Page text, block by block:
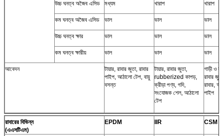
উচ্চ ঘনত্ব অজৈব এসিড মধ্যম খারাপ খারাপ
কম ঘনত্ব অজৈব এসিড ভাল ভাল ভাল
উচ্চ ঘনত্ব ক্ষার ভাল ভাল ভাল
কম ঘনত্ব ক্ষারীয় ভাল ভাল ভাল
আবেদন
টায়ার, রাবার জুতা, রাবার
পাইপ, আঠালো টেপ, বায়ু
বসন্ত
টায়ার, রাবার জুতা,
rubberized কাপড়,
ক্রীড়া পণ্য, গদি,
সংযোজক শেল, আঠালো
টেপ
গাড়ী ও
রাবার
রাবার,
পাইপ
রাবারের বিভিন্ন
(এএসটিএম)
EPDM IIR CSM